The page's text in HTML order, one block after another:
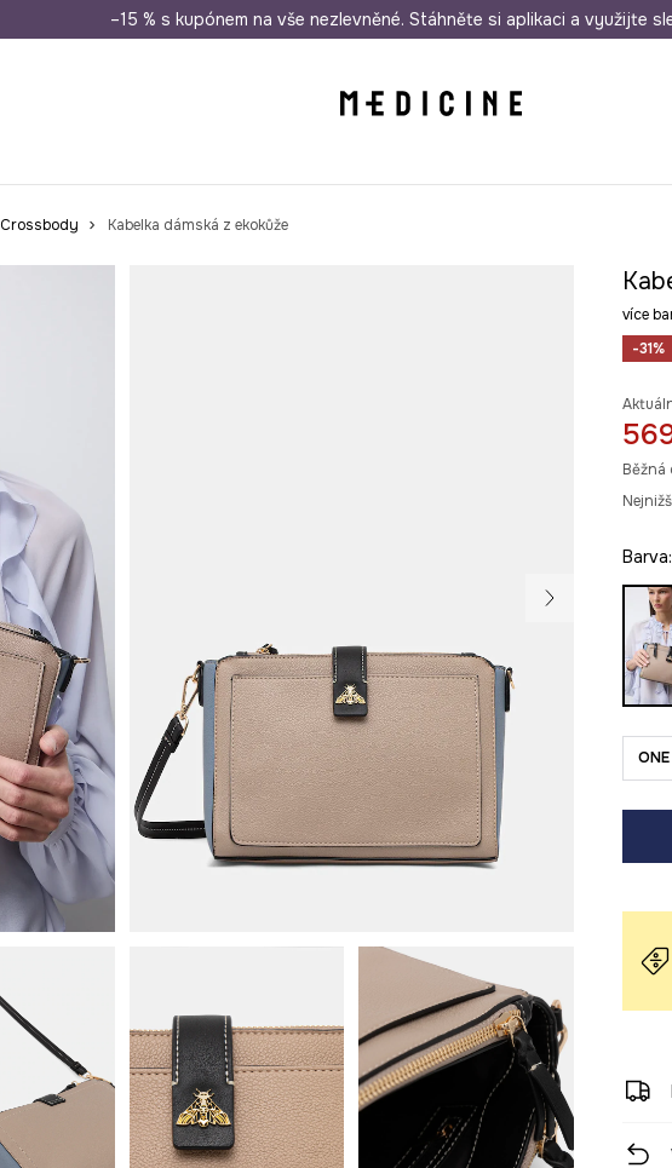
Doprava zdarma při nákupu nad 1 200 Kč Odeslání i do 24 hodin
–15 % s kupónem na vše nezlevněné. Stáhněte si aplikaci a využijte
Crossbody Kabelka dámská z ekokůže
více
-31%
Běžná
Barva: